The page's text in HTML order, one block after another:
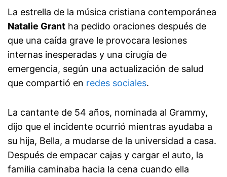
La estrella de la música cristiana contemporánea
Natalie Grant ha pedido oraciones después de
que una caída grave le provocara lesiones
internas inesperadas y una cirugía de
emergencia, según una actualización de salud
que compartió en redes sociales.
La cantante de 54 años, nominada al Grammy,
dijo que el incidente ocurrió mientras ayudaba a
su hija, Bella, a mudarse de la universidad a casa.
Después de empacar cajas y cargar el auto, la
familia caminaba hacia la cena cuando ella